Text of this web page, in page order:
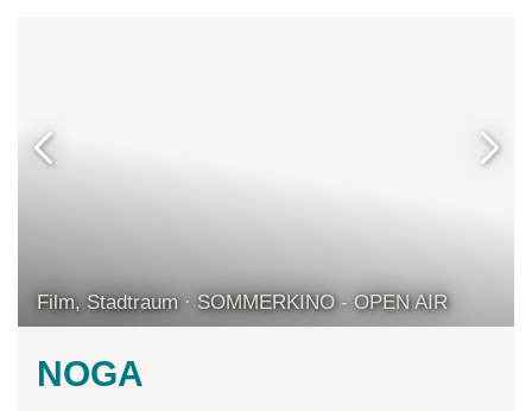
Film, Stadtraum · SOMMERKINO - OPEN AIR
NOGA